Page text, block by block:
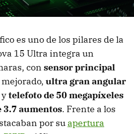
es uno de los pilares de la
15 Ultra integra un
con sensor principal
mejorado, ultra gran angular
ytelefoto de50 megapíxeles
3.7 aumentos. Frente a los
por su apertura